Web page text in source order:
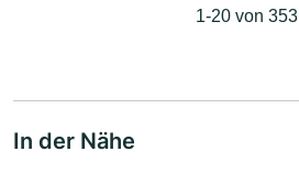
1-20 von 353
In der Nähe